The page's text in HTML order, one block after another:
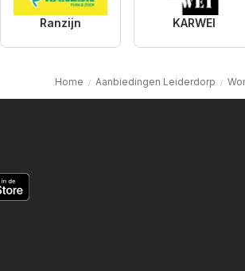
Ranzijn KARWEI
Home Aanbiedingen Leiderdorp